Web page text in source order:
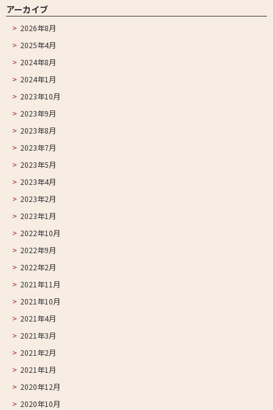
アーカイブ
2026年8月
2025年4月
2024年8月
2024年1月
2023年10月
2023年9月
2023年8月
2023年7月
2023年5月
2023年4月
2023年2月
2023年1月
2022年10月
2022年9月
2022年2月
2021年11月
2021年10月
2021年4月
2021年3月
2021年2月
2021年1月
2020年12月
2020年10月